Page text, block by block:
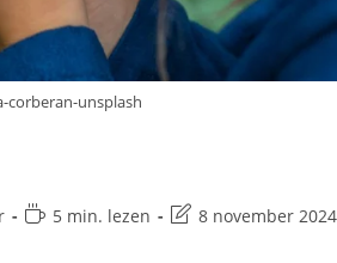
corberan-unsplash
5 min. lezen 8 november 2024